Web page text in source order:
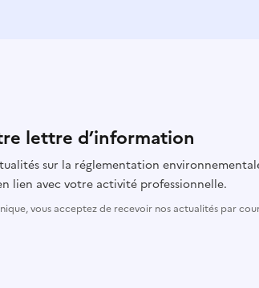
lettre d’information
sur la réglementation
lien avec votre activité professionnelle.
vous acceptez de recevoir nos actualités par